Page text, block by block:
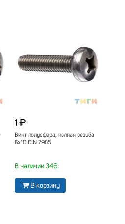
1 ₽
Винт полусфера, полная резьба
6х10 DIN 7985
В наличии 346
В корзину